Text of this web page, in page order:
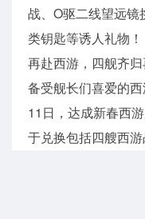
战、O驱二线望远镜
类钥匙等诱人礼物！
再赴西游，四舰齐
备受舰长们喜爱的
11日，达成新春西
于兑换包括四艘西